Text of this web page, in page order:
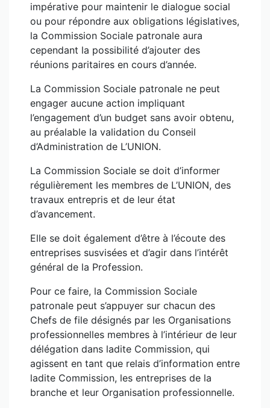
impérative pour maintenir le dialogue social
ou pour répondre aux obligations législatives,
la Commission Sociale patronale aura
cependant la possibilité d’ajouter des
réunions paritaires en cours d’année.
La Commission Sociale patronale ne peut
engager aucune action impliquant
l’engagement d’un budget sans avoir obtenu,
au préalable la validation du Conseil
d’Administration de L’UNION.
La Commission Sociale se doit d’informer
régulièrement les membres de L’UNION, des
travaux entrepris et de leur état
d’avancement.
Elle se doit également d’être à l’écoute des
entreprises susvisées et d’agir dans l’intérêt
général de la Profession.
Pour ce faire, la Commission Sociale
patronale peut s’appuyer sur chacun des
Chefs de file désignés par les Organisations
professionnelles membres à l’intérieur de leur
délégation dans ladite Commission, qui
agissent en tant que relais d’information entre
ladite Commission, les entreprises de la
branche et leur Organisation professionnelle.